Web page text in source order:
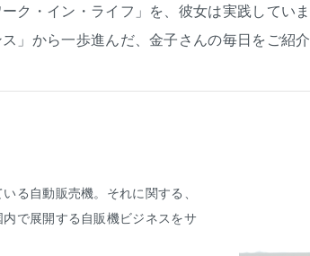
ク・イン・ライフ」を、彼女は実践してい
」から一歩進んだ、金子さんの毎日をご紹
る自動販売機。それに関する、
で展開する自販機ビジネスをサ